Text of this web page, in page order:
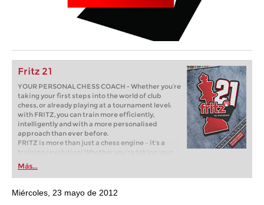
Fritz 21
YOUR PERSONAL CHESS COACH - Whether you’re
taking your first steps into the world of club
chess, or already playing at a tournament level:
with FRITZ, you can train more efficiently,
intelligently and with a more personalised
approach than ever before.
FRITZ is more than just a chess engine – it’s a
training revolution! Whether you’re taking your
first steps into the world of club chess, or already
playing at a tournament level: with FRITZ, you can
train more efficiently, intelligently and with a
more personalised approach than ever before.
Más...
Miércoles, 23 mayo de 2012